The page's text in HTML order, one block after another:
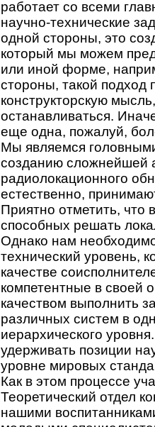
работает со всеми
научно-технические
одной стороны, это
который мы можем
или иной форме,
стороны, такой подход
конструкторскую
останавливаться.
еще одна, пожалуй,
Мы являемся
созданию сложнейшей
радиолокационного
естественно,
Приятно отметить, что
способных решать
Однако нам
технический уровень,
качестве
компетентные в своей
качеством выполнить
различных систем в
иерархического
удерживать позиции
уровне мировых
Как в этом процессе
Теоретический отдел
нашими